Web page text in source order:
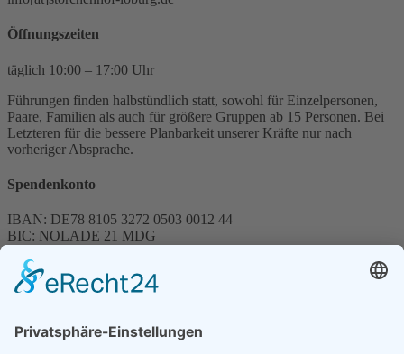
Öffnungszeiten
täglich 10:00 – 17:00 Uhr
Führungen finden halbstündlich statt, sowohl für Einzelpersonen,
Paare, Familien als auch für größere Gruppen ab 15 Personen. Bei
Letzteren für die bessere Planbarkeit unserer Kräfte nur nach
vorheriger Absprache.
Spendenkonto
IBAN: DE78 8105 3272 0503 0012 44
BIC: NOLADE 21 MDG
Spenden können steuerlich abgesetzt werden
Förderung